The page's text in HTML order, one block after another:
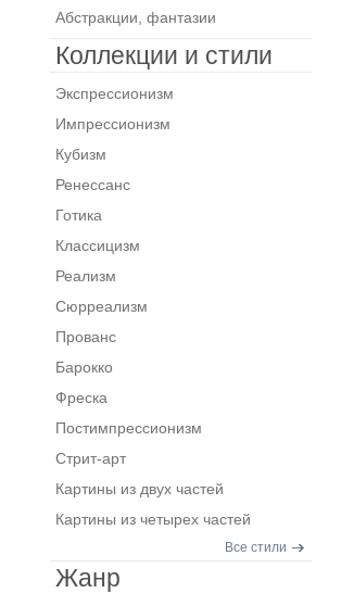
Абстракции, фантазии
Коллекции и стили
Экспрессионизм
Импрессионизм
Кубизм
Ренессанс
Готика
Классицизм
Реализм
Сюрреализм
Прованс
Барокко
Фреска
Постимпрессионизм
Стрит-арт
Картины из двух частей
Картины из четырех частей
Все стили
Жанр